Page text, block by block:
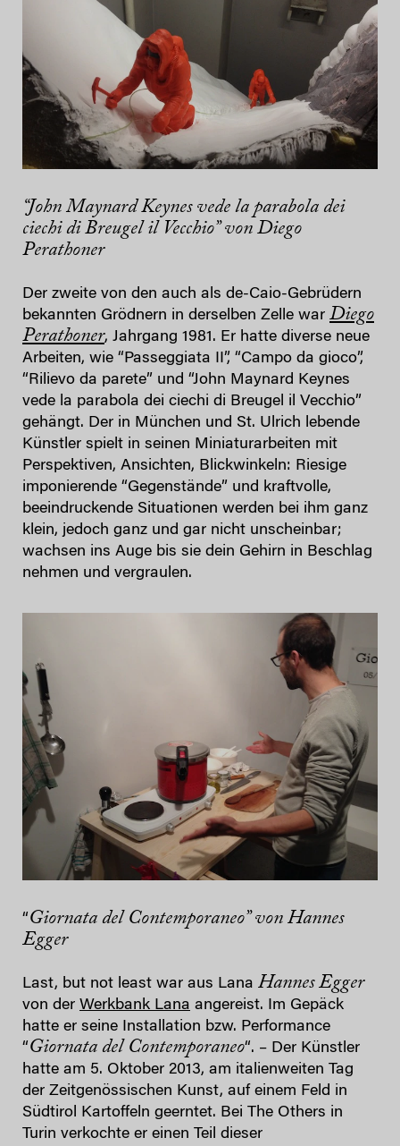
“John Maynard Keynes vede la parabola dei
ciechi di Breugel il Vecchio” von Diego
Perathoner
Der zweite von den auch als de-Caio-Gebrüdern
bekannten Grödnern in derselben Zelle war Diego
Perathoner, Jahrgang 1981. Er hatte diverse neue
Arbeiten, wie “Passeggiata II”, “Campo da gioco”,
“Rilievo da parete” und “John Maynard Keynes
vede la parabola dei ciechi di Breugel il Vecchio”
gehängt. Der in München und St. Ulrich lebende
Künstler spielt in seinen Miniaturarbeiten mit
Perspektiven, Ansichten, Blickwinkeln: Riesige
imponierende “Gegenstände” und kraftvolle,
beeindruckende Situationen werden bei ihm ganz
klein, jedoch ganz und gar nicht unscheinbar;
wachsen ins Auge bis sie dein Gehirn in Beschlag
nehmen und vergraulen.
“Giornata del Contemporaneo” von Hannes
Egger
Last, but not least war aus Lana Hannes Egger
von der Werkbank Lana angereist. Im Gepäck
hatte er seine Installation bzw. Performance
“Giornata del Contemporaneo“. – Der Künstler
hatte am 5. Oktober 2013, am italienweiten Tag
der Zeitgenössischen Kunst, auf einem Feld in
Südtirol Kartoffeln geerntet. Bei The Others in
Turin verkochte er einen Teil dieser